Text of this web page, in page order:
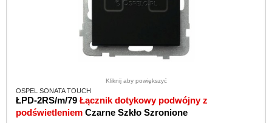
Kliknij aby powiększyć
OSPEL SONATA TOUCH
ŁPD-2RS/m/79 Łącznik dotykowy podwójny z
podświetleniem Czarne Szkło Szronione